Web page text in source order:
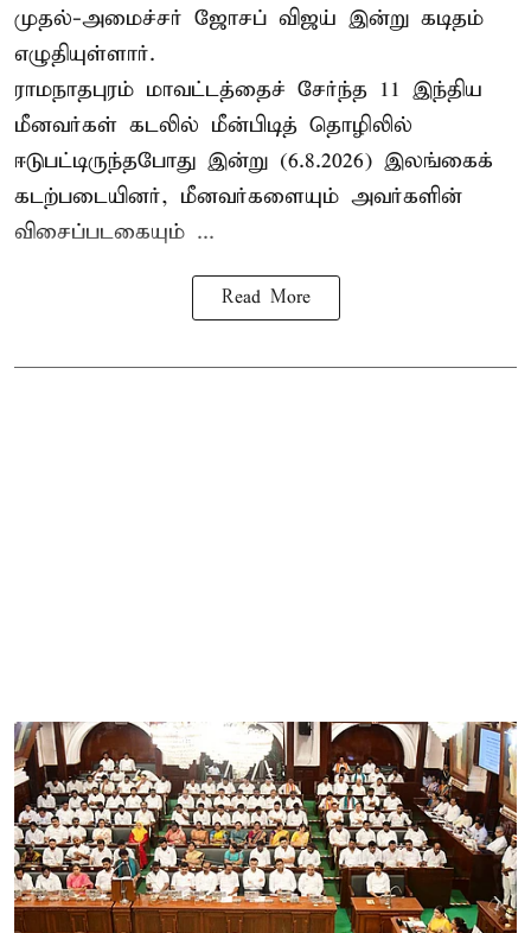
முதல்-அமைச்சர் ஜோசப் விஜய் இன்று கடிதம்
எழுதியுள்ளார்.
ராமநாதபுரம் மாவட்டத்தைச் சேர்ந்த 11 இந்திய
மீனவர்கள் கடலில் மீன்பிடித் தொழிலில்
ஈடுபட்டிருந்தபோது இன்று (6.8.2026) இலங்கைக்
கடற்படையினர், மீனவர்களையும் அவர்களின்
விசைப்படகையும் ...
Read More